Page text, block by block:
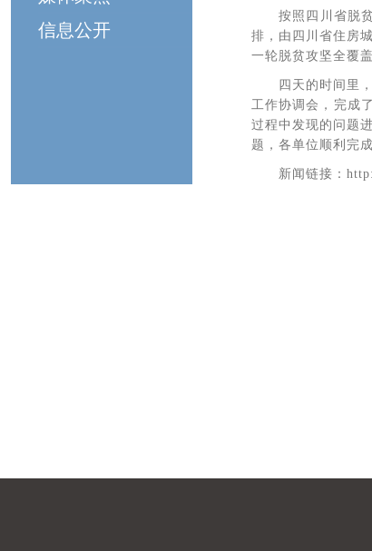
信息公开
按照四川省脱
排，由四川省住房
一轮脱贫攻坚全覆
四天的时间里
工作协调会，完成
过程中发现的问题
题，各单位顺利完
新闻链接：